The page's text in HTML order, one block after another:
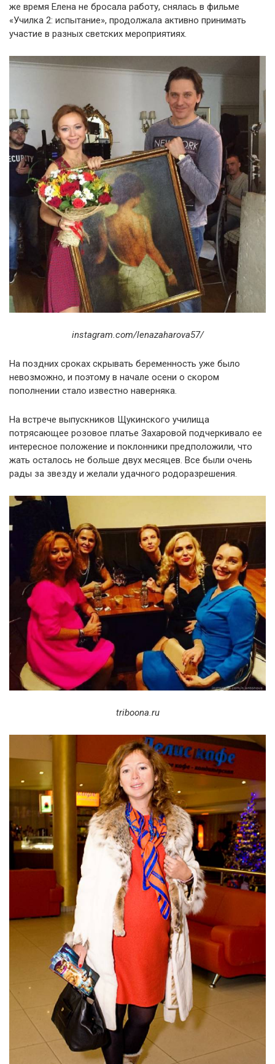
же время Елена не бросала работу, снялась в фильме
«Училка 2: испытание», продолжала активно принимать
участие в разных светских мероприятиях.
instagram.com/lenazaharova57/
На поздних сроках скрывать беременность уже было
невозможно, и поэтому в начале осени о скором
пополнении стало известно наверняка.
На встрече выпускников Щукинского училища
потрясающее розовое платье Захаровой подчеркивало ее
интересное положение и поклонники предположили, что
жать осталось не больше двух месяцев. Все были очень
рады за звезду и желали удачного родоразрешения.
triboona.ru